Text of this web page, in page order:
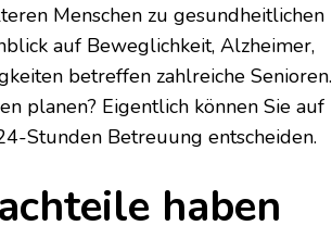
Menschen zu gesundheitlichen
auf Beweglichkeit, Alzheimer,
betreffen zahlreiche Senioren.
planen? Eigentlich können Sie auf
Stunden Betreuung entscheiden.
haben